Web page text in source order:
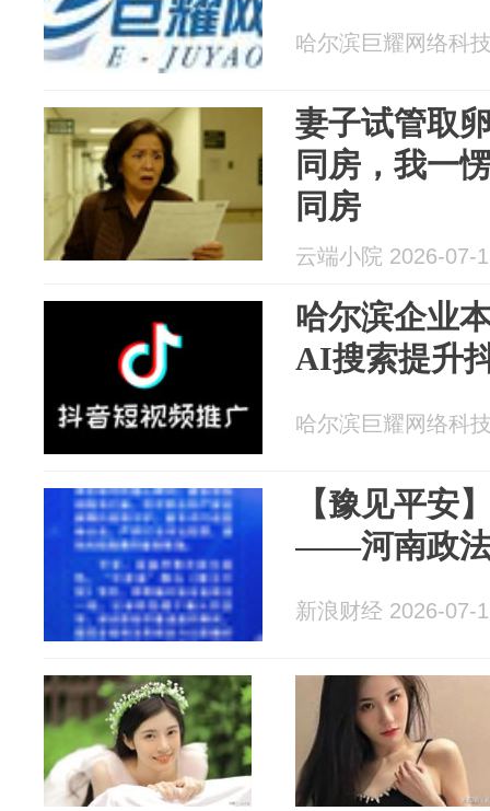
哈尔滨巨耀网络科
妻子试管取
同房，我一
同房
云端小院 2026-07-
哈尔滨企业
AI搜索提升
哈尔滨巨耀网络科
【豫见平安
——河南政法
新浪财经 2026-07-